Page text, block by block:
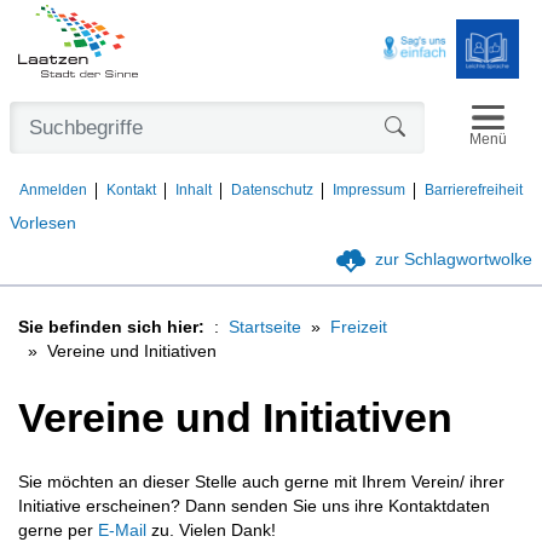
Vorlesen
Anmelden Kontakt Inhalt Datenschutz Impressum Barrierefreiheit
Menü
zur Schlagwortwolke
Sie befinden sich hier: Startseite
Freizeit
Vereine und Initiativen
Vereine und Initiativen
Sie möchten an dieser Stelle auch gerne mit Ihrem Verein/ ihrer
Initiative erscheinen? Dann senden Sie uns ihre Kontaktdaten
gerne per E-Mail zu. Vielen Dank!